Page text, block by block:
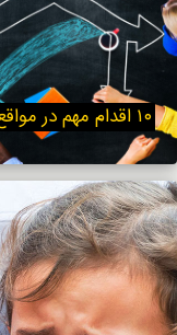
۱۰ اقدام مهم در مواقع بحران